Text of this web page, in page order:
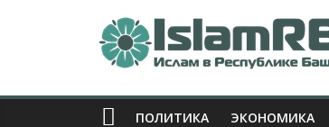
ПОЛИТИКА ЭКОНОМИКА